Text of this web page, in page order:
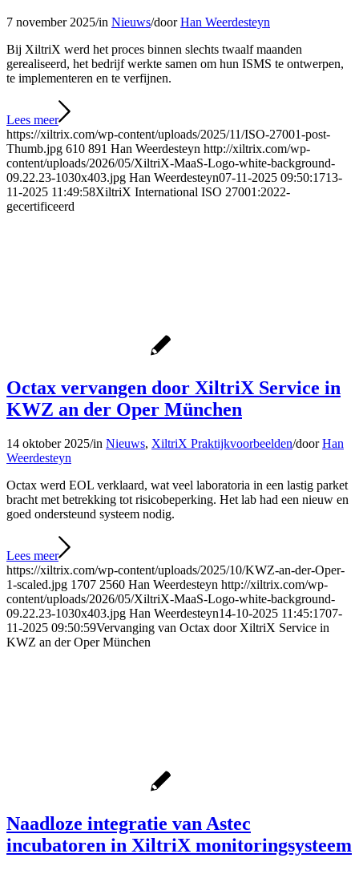
7 november 2025/in Nieuws/doorHan Weerdesteyn
Bij XiltriX werd het proces binnen slechts twaalf maanden
gerealiseerd, het bedrijf werkte samen om hun ISMS te ontwerpen,
te implementeren en te verfijnen.
Lees meer
https://xiltrix.com/wp-content/uploads/2025/11/ISO-27001-post-
Thumb.jpg 610 891 Han Weerdesteyn http://xiltrix.com/wp-
content/uploads/2026/05/XiltriX-MaaS-Logo-white-background-
09.22.23-1030x403.jpg Han Weerdesteyn07-11-2025 09:50:1713-
11-2025 11:49:58XiltriX International ISO 27001:2022-
gecertificeerd
Octax vervangen door XiltriX Service in
KWZ an der Oper München
14 oktober 2025/in Nieuws, XiltriX Praktijkvoorbeelden/doorHan
Weerdesteyn
Octax werd EOL verklaard, wat veel laboratoria in een lastig parket
bracht met betrekking tot risicobeperking. Het lab had een nieuw en
goed ondersteund systeem nodig.
Lees meer
https://xiltrix.com/wp-content/uploads/2025/10/KWZ-an-der-Oper-
1-scaled.jpg 1707 2560 Han Weerdesteyn http://xiltrix.com/wp-
content/uploads/2026/05/XiltriX-MaaS-Logo-white-background-
09.22.23-1030x403.jpg Han Weerdesteyn14-10-2025 11:45:1707-
11-2025 09:50:59Vervanging van Octax door XiltriX Service in
KWZ an der Oper München
Naadloze integratie van Astec
incubatoren in XiltriX monitoringsysteem